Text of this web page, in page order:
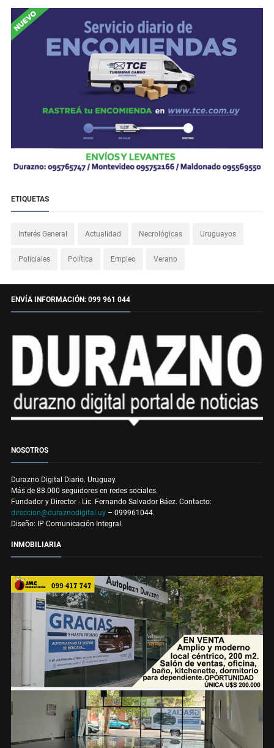
ETIQUETAS
Interés General Actualidad Necrológicas Uruguayos
Policiales Política Empleo Verano
ENVÍA INFORMACIÓN: 099 961 044
NOSOTROS
Durazno Digital Diario. Uruguay.
Más de 88.000 seguidores en redes sociales.
Fundador y Director - Lic. Fernando Salvador Báez. Contacto:
direccion@duraznodigital.uy – 099961044.
Diseño: IP Comunicación Integral.
INMOBILIARIA